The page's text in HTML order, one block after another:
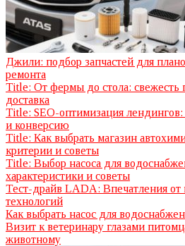
Джили: подбор запчастей для
ремонта
Title: От фермы до стола: свежесть
доставка
Title: SEO-оптимизация
и конверсию
Title: Как выбрать магазин
критерии и советы
Title: Выбор насоса для
характеристики и советы
Тест-драйв LADA: Впечатления
технологий
Как выбрать насос для
Визит к ветеринару глазами
животному